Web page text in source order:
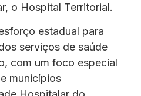
o Hospital Territorial.
estadual para
serviços de saúde
com um foco especial
municípios